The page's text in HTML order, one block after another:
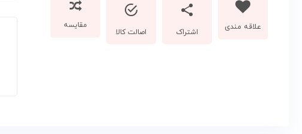
اشتراک اصالت کالا
مقایسه